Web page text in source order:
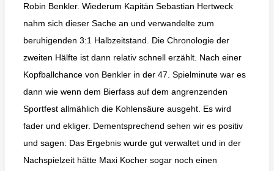
Robin Benkler. Wiederum Kapitän Sebastian Hertweck
nahm sich dieser Sache an und verwandelte zum
beruhigenden 3:1 Halbzeitstand. Die Chronologie der
zweiten Hälfte ist dann relativ schnell erzählt. Nach einer
Kopfballchance von Benkler in der 47. Spielminute war es
dann wie wenn dem Bierfass auf dem angrenzenden
Sportfest allmählich die Kohlensäure ausgeht. Es wird
fader und ekliger. Dementsprechend sehen wir es positiv
und sagen: Das Ergebnis wurde gut verwaltet und in der
Nachspielzeit hätte Maxi Kocher sogar noch einen